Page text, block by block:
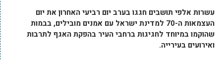
עשרות אלפי תושבים חגגו בערב יום רביעי האחרון את יום
העצמאות ה-70 למדינת ישראל עם אמנים מובילים, בבמות
שהוקמו במיוחד לחגיגות ברחבי העיר בהפקת האגף לתרבות
ואירועים בעירייה.